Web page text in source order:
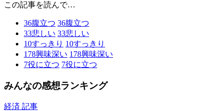
この記事を読んで…
36腹立つ 36腹立つ
33悲しい 33悲しい
10すっきり 10すっきり
178興味深い 178興味深い
7役に立つ 7役に立つ
みんなの感想ランキング
経済 記事